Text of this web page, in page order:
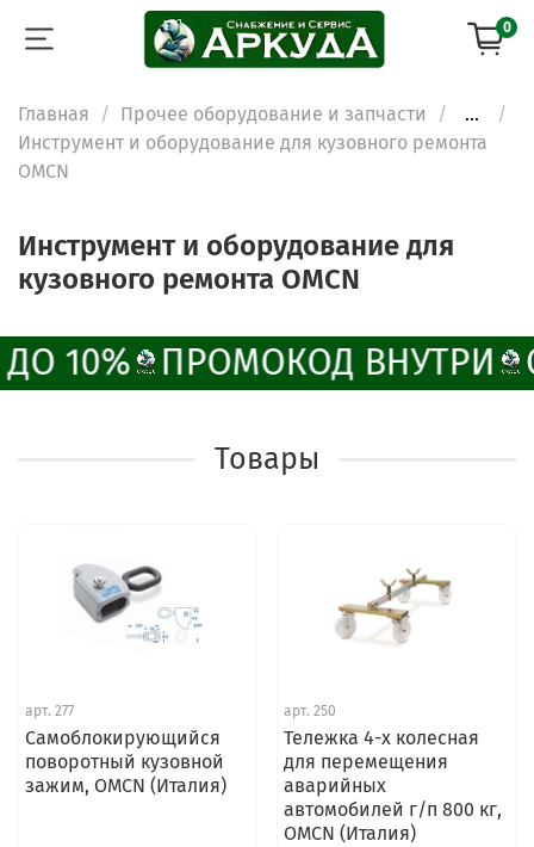
0
Главная Прочее оборудование и запчасти
...
Инструмент и оборудование для кузовного ремонта
OMCN
Инструмент и оборудование для
кузовного ремонта OMCN
10% ПРОМОКОД ВНУТРИ
Товары
арт. 277
Самоблокирующийся
поворотный кузовной
зажим, OMCN (Италия)
арт. 250
Тележка 4-х колесная
для перемещения
аварийных
автомобилей г/п 800 кг,
OMCN (Италия)